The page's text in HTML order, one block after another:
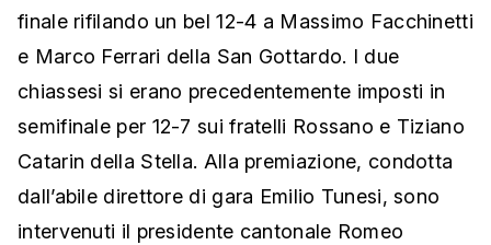
finale rifilando un bel 12-4 a Massimo Facchinetti
e Marco Ferrari della San Gottardo. I due
chiassesi si erano precedentemente imposti in
semifinale per 12-7 sui fratelli Rossano e Tiziano
Catarin della Stella. Alla premiazione, condotta
dall’abile direttore di gara Emilio Tunesi, sono
intervenuti il presidente cantonale Romeo